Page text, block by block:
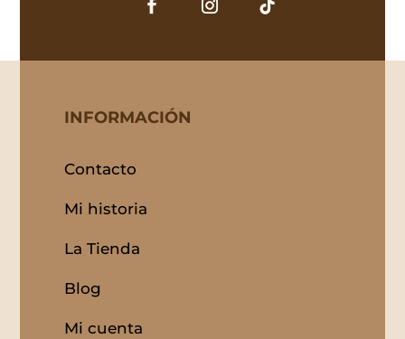
INFORMACIÓN
Contacto
Mi historia
La Tienda
Blog
Mi cuenta